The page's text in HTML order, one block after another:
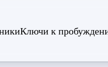
Ключи к